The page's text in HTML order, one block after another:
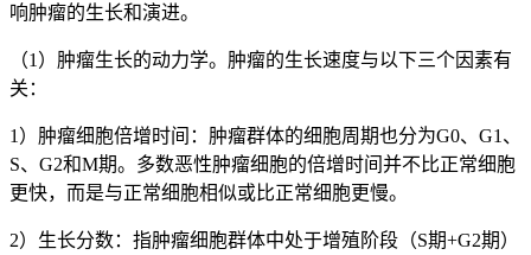
响肿瘤的生长和演进。
（1）肿瘤生长的动力学。肿瘤的生长速度与以下三个因素有
关：
1）肿瘤细胞倍增时间：肿瘤群体的细胞周期也分为G0、G1、
S、G2和M期。多数恶性肿瘤细胞的倍增时间并不比正常细胞
更快，而是与正常细胞相似或比正常细胞更慢。
2）生长分数：指肿瘤细胞群体中处于增殖阶段（S期+G2期）